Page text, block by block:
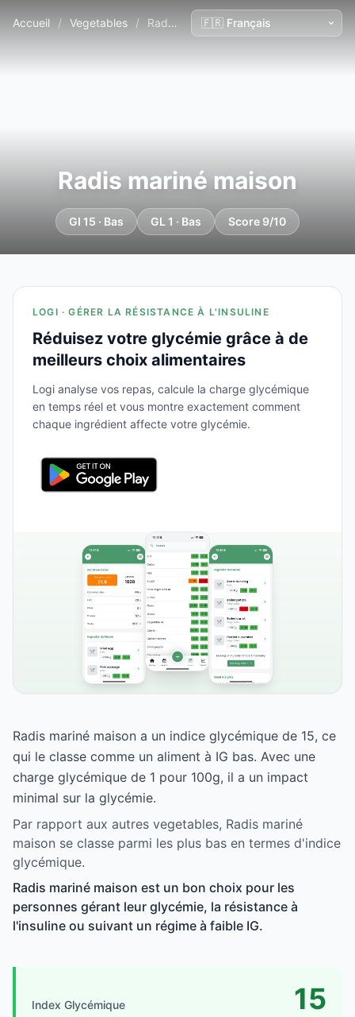
Accueil / Vegetables / Radis mariné maison
Radis mariné maison
GI 15 · Bas GL 1 · Bas Score 9/10
LOGI · GÉRER LA RÉSISTANCE À L'INSULINE
Réduisez votre glycémie grâce à de
meilleurs choix alimentaires
Logi analyse vos repas, calcule la charge glycémique
en temps réel et vous montre exactement comment
chaque ingrédient affecte votre glycémie.
Radis mariné maison a un indice glycémique de 15, ce
qui le classe comme un aliment à IG bas. Avec une
charge glycémique de 1 pour 100g, il a un impact
minimal sur la glycémie.
Par rapport aux autres vegetables, Radis mariné
maison se classe parmi les plus bas en termes d'indice
glycémique.
Radis mariné maison est un bon choix pour les
personnes gérant leur glycémie, la résistance à
l'insuline ou suivant un régime à faible IG.
Index Glycémique 15